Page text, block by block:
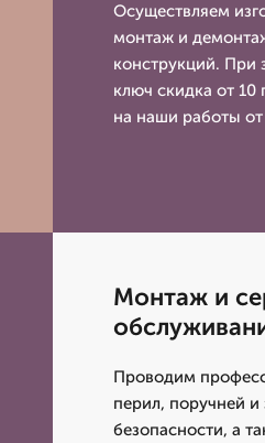
Осуществляем
монтаж и
конструкций. При
ключ скидка от 10
на наши работы
Монтаж и
Проводим
перил, поручней и
безопасности, а